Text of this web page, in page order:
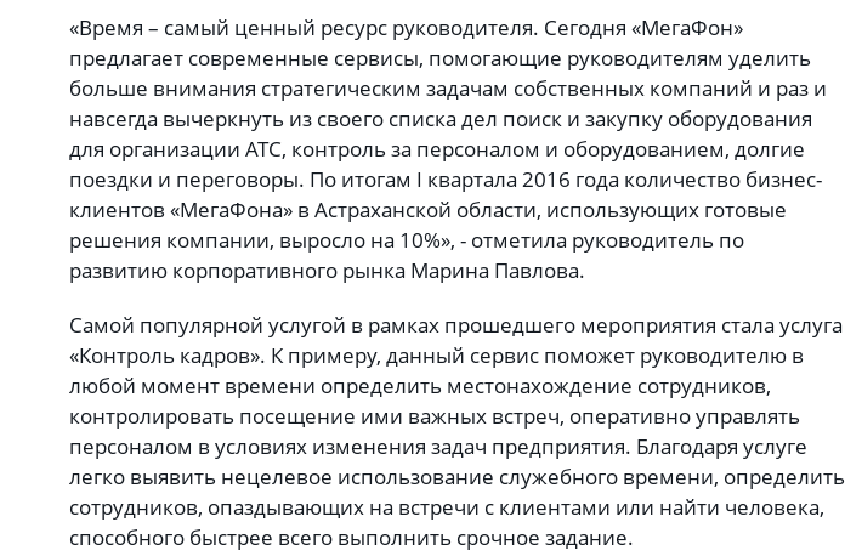
«Время – самый ценный ресурс руководителя. Сегодня «МегаФон»
предлагает современные сервисы, помогающие руководителям уделить
больше внимания стратегическим задачам собственных компаний и раз и
навсегда вычеркнуть из своего списка дел поиск и закупку оборудования
для организации АТС, контроль за персоналом и оборудованием, долгие
поездки и переговоры. По итогам I квартала 2016 года количество бизнес-
клиентов «МегаФона» в Астраханской области, использующих готовые
решения компании, выросло на 10%», - отметила руководитель по
развитию корпоративного рынка Марина Павлова.
Самой популярной услугой в рамках прошедшего мероприятия стала услуга
«Контроль кадров». К примеру, данный сервис поможет руководителю в
любой момент времени определить местонахождение сотрудников,
контролировать посещение ими важных встреч, оперативно управлять
персоналом в условиях изменения задач предприятия. Благодаря услуге
легко выявить нецелевое использование служебного времени, определить
сотрудников, опаздывающих на встречи с клиентами или найти человека,
способного быстрее всего выполнить срочное задание.